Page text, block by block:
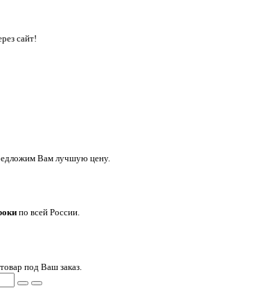
сайт!
Вам лучшую цену.
по всей России.
под Ваш заказ.